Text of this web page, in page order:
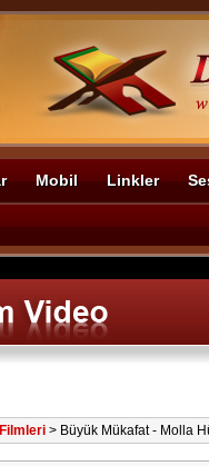
Mobil Linkler
> Büyük Mükafat - Molla